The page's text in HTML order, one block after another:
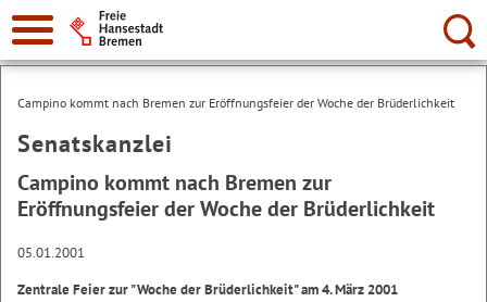
Suche:
Campino kommt nach Bremen zur Eröffnungsfeier der Woche der Brüderlichkeit
Senatskanzlei
Campino kommt nach Bremen zur
Eröffnungsfeier der Woche der Brüderlichkeit
05.01.2001
Zentrale Feier zur "Woche der Brüderlichkeit" am 4. März 2001